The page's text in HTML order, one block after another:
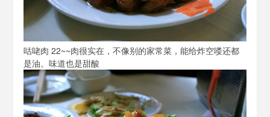
咕咾肉 22~~肉很实在，不像别的家常菜，能给炸空喽还都
是油。味道也是甜酸